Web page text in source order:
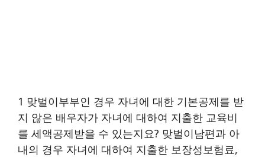
1 맞벌이부부인 경우 자녀에 대한 기본공제를 받
지 않은 배우자가 자녀에 대하여 지출한 교육비
를 세액공제받을 수 있는지요? 맞벌이남편과 아
내의 경우 자녀에 대하여 지출한 보장성보험료,